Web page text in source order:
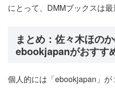
にとって、DMMブックスは最
まとめ：佐々木ほの
ebookjapanがおすす
個人的には「ebookjapan」が